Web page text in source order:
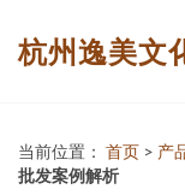
杭州逸美文
当前位置： 首页 > 产
批发案例解析